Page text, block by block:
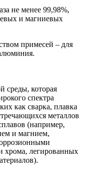
не менее 99,98%,
и магниевых
примесей – для
среды, которая
спектра
как сварка, плавка
металлов
(например,
и магнием,
хрома, легированных